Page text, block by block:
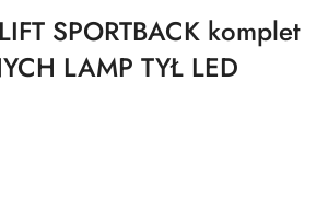
SPORTBACK komplet
LAMP TYŁ LED